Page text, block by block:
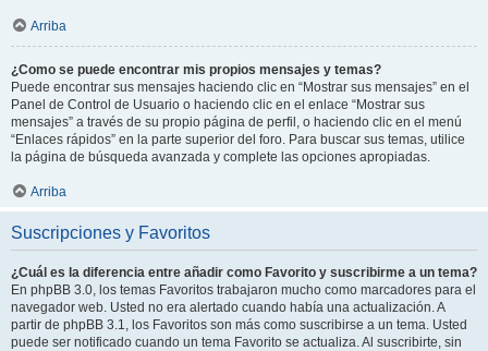
Arriba
¿Como se puede encontrar mis propios mensajes y temas?
Puede encontrar sus mensajes haciendo clic en “Mostrar sus mensajes” en el
Panel de Control de Usuario o haciendo clic en el enlace “Mostrar sus
mensajes” a través de su propio página de perfil, o haciendo clic en el menú
“Enlaces rápidos” en la parte superior del foro. Para buscar sus temas, utilice
la página de búsqueda avanzada y complete las opciones apropiadas.
Arriba
Suscripciones y Favoritos
¿Cuál es la diferencia entre añadir como Favorito y suscribirme a un tema?
En phpBB 3.0, los temas Favoritos trabajaron mucho como marcadores para el
navegador web. Usted no era alertado cuando había una actualización. A
partir de phpBB 3.1, los Favoritos son más como suscribirse a un tema. Usted
puede ser notificado cuando un tema Favorito se actualiza. Al suscribirte, sin